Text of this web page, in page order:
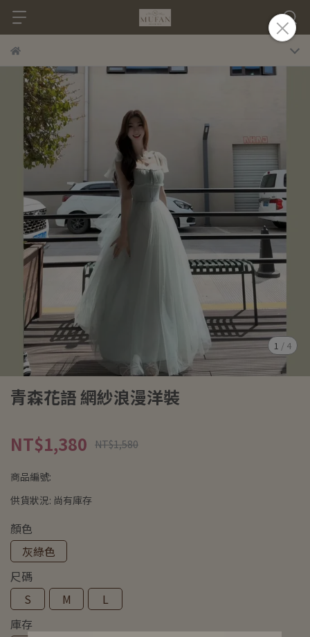
1 / 4
青森花語 網紗浪漫洋裝
NT$1,380 NT$1,580
商品編號:
供貨狀況: 尚有庫存
顏色
灰綠色
尺碼
S
M
L
庫存